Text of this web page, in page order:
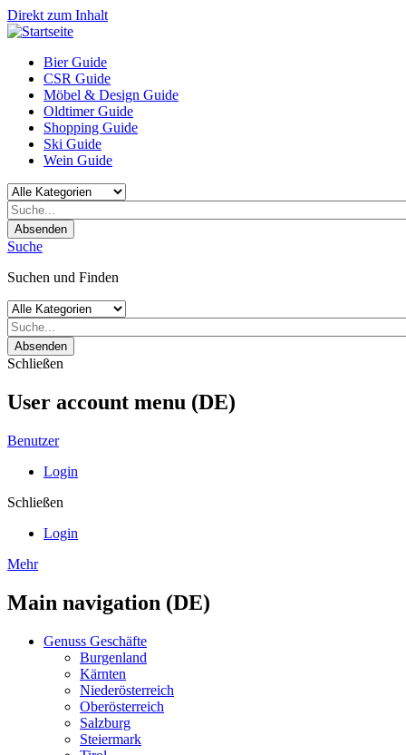
Direkt zum Inhalt
Bier Guide
CSR Guide
Möbel & Design Guide
Oldtimer Guide
Shopping Guide
Ski Guide
Wein Guide
Absenden
Suche
Suchen und Finden
Absenden
Schließen
User account menu (DE)
Benutzer
Login
Schließen
Login
Mehr
Main navigation (DE)
Genuss Geschäfte
Burgenland
Kärnten
Niederösterreich
Oberösterreich
Salzburg
Steiermark